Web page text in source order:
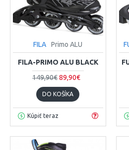
FILA Primo ALU
FILA-PRIMO ALU BLACK
149,90€89,90€
DO KOŠÍKA
Kúpiť teraz